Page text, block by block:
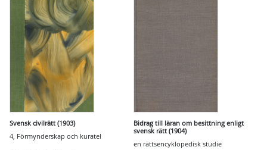
Svensk civilrätt (1903)
4, Förmynderskap och kuratel
Bidrag till läran om besittning enligt
svensk rätt (1904)
en rättsencyklopedisk studie